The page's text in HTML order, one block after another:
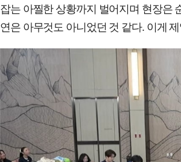
잡는 아찔한 상황까지 벌어지며 현장은
연은 아무것도 아니었던 것 같다. 이게